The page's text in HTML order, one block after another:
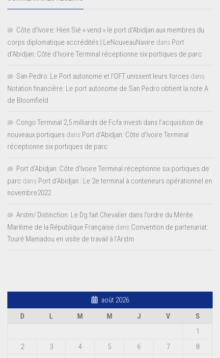
Côte d'Ivoire: Hien Sié « vend » le port d'Abidjan aux membres du
corps diplomatique accrédités | LeNouveauNavire dans Port
d’Abidjan: Côte d’Ivoire Terminal réceptionne six portiques de parc
San Pedro: Le Port autonome et l’OFT unissent leurs forces dans
Notation financière: Le port autonome de San Pedro obtient la note A
de Bloomfield
Congo Terminal 2,5 milliards de Fcfa investi dans l’acquisition de
nouveaux portiques dans Port d’Abidjan: Côte d’Ivoire Terminal
réceptionne six portiques de parc
Port d'Abidjan: Côte d’Ivoire Terminal réceptionne six portiques de
parc dans Port d’Abidjan : Le 2e terminal à conteneurs opérationnel en
novembre2022
Arstm/ Distinction: Le Dg fait Chevalier dans l’ordre du Mérite
Maritime de la République Française dans Convention de partenariat:
Touré Mamadou en visite de travail à l’Arstm
août 2026
D
L M M J V
S
1
2
3 4 5 6 7
8